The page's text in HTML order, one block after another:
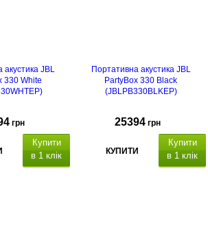
акустика JBL
330 White
грн
Купити
в 1 клік
Портативна акустика JBL
PartyBox 330 Black
(JBLPB330BLKEP)
25394 грн
КУПИТИ
Купити
в 1 клік